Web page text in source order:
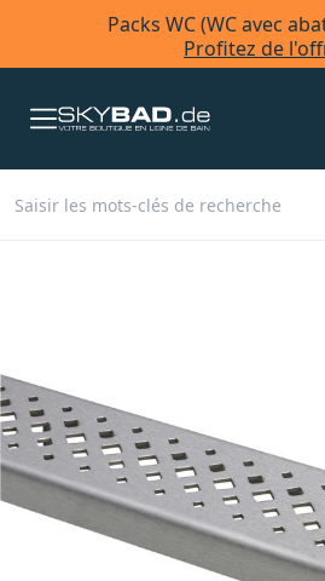
Packs WC (WC avec
Profitez de
the
images
gallery